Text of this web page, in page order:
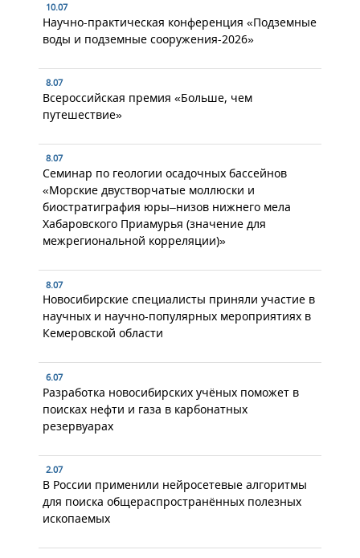
10.07
Научно-практическая конференция «Подземные
воды и подземные сооружения-2026»
8.07
Всероссийская премия «Больше, чем
путешествие»
8.07
Семинар по геологии осадочных бассейнов
«Морские двустворчатые моллюски и
биостратиграфия юры–низов нижнего мела
Хабаровского Приамурья (значение для
межрегиональной корреляции)»
8.07
Новосибирские специалисты приняли участие в
научных и научно-популярных мероприятиях в
Кемеровской области
6.07
Разработка новосибирских учёных поможет в
поисках нефти и газа в карбонатных
резервуарах
2.07
В России применили нейросетевые алгоритмы
для поиска общераспространённых полезных
ископаемых